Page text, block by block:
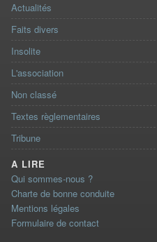
Actualités
Faits divers
Insolite
L'association
Non classé
Textes règlementaires
Tribune
A LIRE
Qui sommes-nous ?
Charte de bonne conduite
Mentions légales
Formulaire de contact